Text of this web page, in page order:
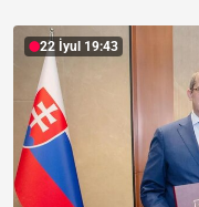
22 İyul 19:43